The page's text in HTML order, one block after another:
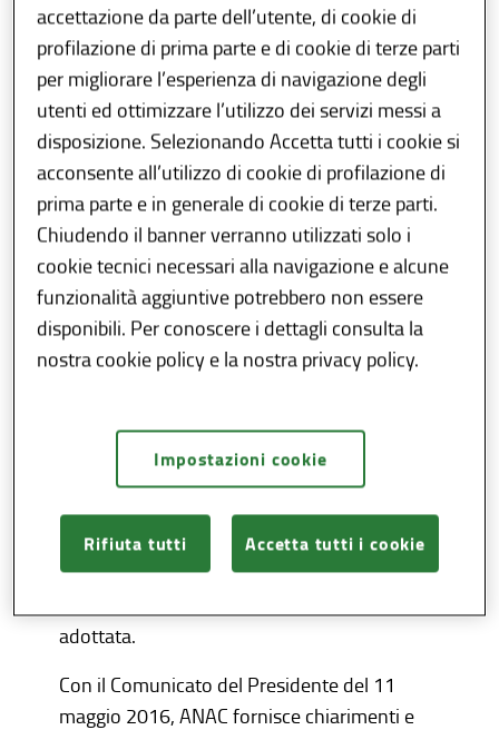
Descrizione
Il servizio consente l’assolvimento
degliobblighi informativi previsti dalla
normativa vigente e dai comunicati
dell’Autorità Nazionale Anticorruzione
(ANAC).
Le stazioni appaltanti e gli enti aggiudicatari
di rilevanza regionale sono tenuti
acomunicareall'Osservatoriole informazioni
afferenti le procedure di affidamento e il
relazione alla fattispecie contrattuale
Sonosoggetti a rilevazionedei dati
appalti di singolo
importo stimato pari o
superiore a 40.000 euro, indipendentemente
adottata.
Con il Comunicato del Presidente del 11
maggio 2016, ANAC fornisce chiarimenti e
accettazione da parte dell’utente, di cookie di
profilazione di prima parte e di cookie di terze parti
per migliorare l’esperienza di navigazione degli
utenti ed ottimizzare l’utilizzo dei servizi messi a
disposizione. Selezionando Accetta tutti i cookie si
acconsente all’utilizzo di cookie di profilazione di
prima parte e in generale di cookie di terze parti.
Chiudendo il banner verranno utilizzati solo i
cookie tecnici necessari alla navigazione e alcune
funzionalità aggiuntive potrebbero non essere
disponibili. Per conoscere i dettagli consulta la
nostra cookie policy e la nostra privacy policy.
Impostazioni cookie
Rifiuta tutti Accetta tutti i cookie